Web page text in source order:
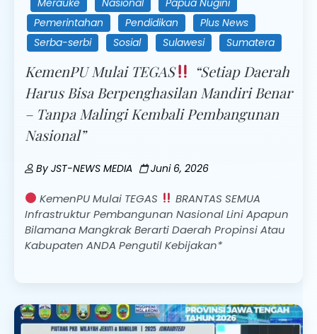
Pemerintahan
Pendidikan
Plus News
Serba-serbi
Sosial Sulawesi Sumatera
KemenPU Mulai TEGAS
“Setiap Daerah
Harus Bisa Berpenghasilan Mandiri Benar
– Tanpa Malingi Kembali Pembangunan
Nasional”
ByJST-NEWS MEDIA Juni 6, 2026
KemenPU Mulai TEGAS
BRANTAS SEMUA
Infrastruktur Pembangunan Nasional Lini Apapun
Bilamana Mangkrak Berarti Daerah Propinsi Atau
Kabupaten ANDA Pengutil Kebijakan*